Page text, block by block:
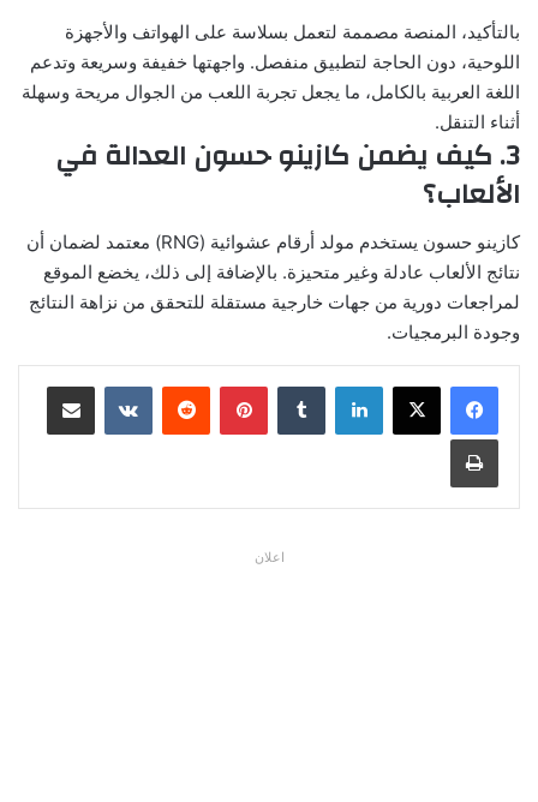
بالتأكيد، المنصة مصممة لتعمل بسلاسة على الهواتف والأجهزة
اللوحية، دون الحاجة لتطبيق منفصل. واجهتها خفيفة وسريعة وتدعم
اللغة العربية بالكامل، ما يجعل تجربة اللعب من الجوال مريحة وسهلة
أثناء التنقل.
3. كيف يضمن كازينو حسون العدالة في
الألعاب؟
كازينو حسون يستخدم مولد أرقام عشوائية (RNG) معتمد لضمان أن
نتائج الألعاب عادلة وغير متحيزة. بالإضافة إلى ذلك، يخضع الموقع
لمراجعات دورية من جهات خارجية مستقلة للتحقق من نزاهة النتائج
وجودة البرمجيات.
لينكدإن بينتيريست مشاركة عبر البريد
طباعة
اعلان